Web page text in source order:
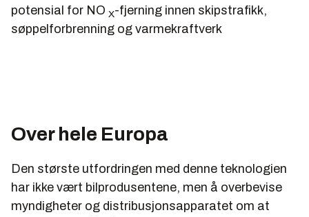
potensial for NO X-fjerning innen skipstrafikk,
søppelforbrenning og varmekraftverk
Over hele Europa
Den største utfordringen med denne teknologien
har ikke vært bilprodusentene, men å overbevise
myndigheter og distribusjonsapparatet om at